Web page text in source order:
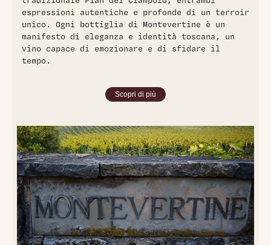
espressioni autentiche e profonde di un terroir
unico. Ogni bottiglia di Montevertine è un
manifesto di eleganza e identità toscana, un
vino capace di emozionare e di sfidare il
tempo.
Scopri di più